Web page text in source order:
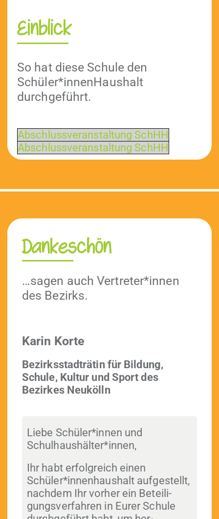
Einblick
So hat diese Schule den
Schüler*innenHaushalt
durchgeführt.
Abschlussver­anstal­tung SchHH
Abschlussver­anstal­tung SchHH
Dankeschön
…sagen auch Vertreter*innen
des Bezirks.
Karin Korte
Bezirksstadträtin für Bil­dung,
Schule, Kul­tur und Sport des
Bezirkes Neukölln
Liebe Schüler*innen und
Schulhaushälter*innen,
Ihr habt erfol­gre­ich einen
Schüler*innenhaushalt aufgestellt,
nach­dem Ihr vorher ein Beteili­
gungsver­fahren in Eur­er Schule